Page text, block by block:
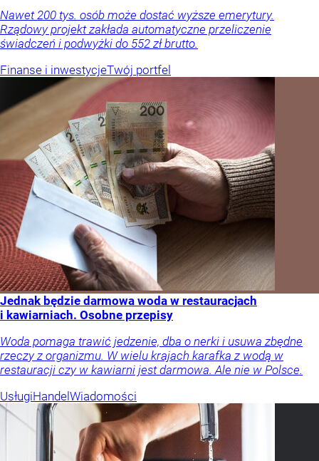
Nawet 200 tys. osób może dostać wyższe emerytury.
Rządowy projekt zakłada automatyczne przeliczenie
świadczeń i podwyżki do 552 zł brutto.
Finanse i inwestycjeTwój portfel
Jednak będzie darmowa woda w restauracjach
i kawiarniach. Osobne przepisy
Woda pomaga trawić jedzenie, dba o nerki i usuwa zbędne
rzeczy z organizmu. W wielu krajach karafka z wodą w
restauracji czy w kawiarni jest darmowa. Ale nie w Polsce.
UsługiHandel Wiadomości